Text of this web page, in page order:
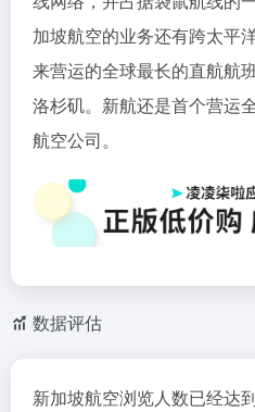
加坡航空的业务还有跨太平
来营运的全球最长的直航航
洛杉矶。新航还是首个营运
航空公司。
数据评估
新加坡航空浏览人数已经达